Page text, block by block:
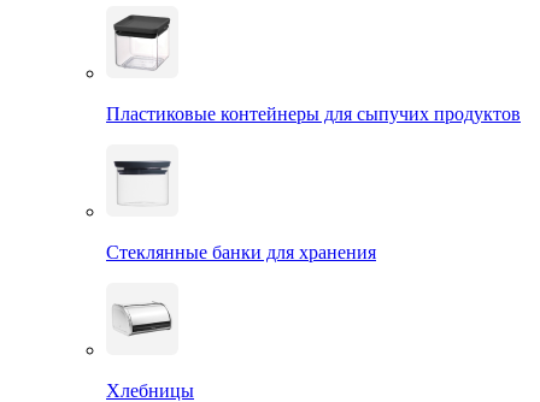
Пластиковые контейнеры для сыпучих продуктов
Стеклянные банки для хранения
Хлебницы